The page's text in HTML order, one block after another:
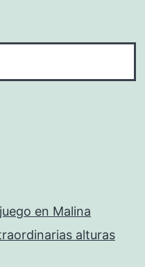
en Malina
alturas